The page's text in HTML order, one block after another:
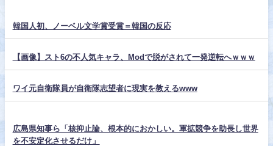
韓国人初、ノーベル文学賞受賞＝韓国の反応
【画像】スト6の不人気キャラ、Modで脱がされて一発逆転へｗｗｗ
ワイ元自衛隊員が自衛隊志望者に現実を教えるwww
広島県知事ら「核抑止論、根本的におかしい。軍拡競争を助長し世界
を不安定化させるだけ」